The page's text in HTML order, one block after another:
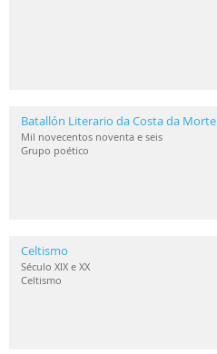
Batallón Literario da Costa da Morte
Mil novecentos noventa e seis
Grupo poético
Celtismo
Século XIX e XX
Celtismo